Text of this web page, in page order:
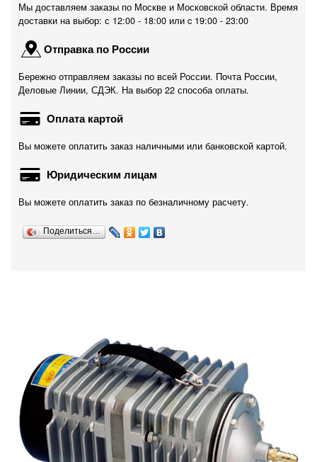
Мы доставляем заказы по Москве и Московской области. Время
доставки на выбор: с 12:00 - 18:00 или c 19:00 - 23:00
Отправка по России
Бережно отправляем заказы по всей России. Почта России,
Деловые Линии, СДЭК. На выбор 22 способа оплаты.
Оплата картой
Вы можете оплатить заказ наличными или банковской картой.
Юридическим лицам
Вы можете оплатить заказ по безналичному расчету.
Поделиться…